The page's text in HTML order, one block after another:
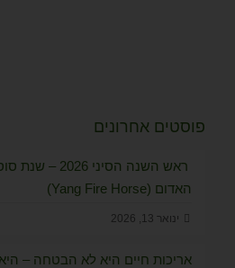
פוסטים אחרונים
ראש השנה הסיני
האדום (Yang Fire Horse)
ינואר 13, 2026
אריכות חיים היא לא הבטחה –